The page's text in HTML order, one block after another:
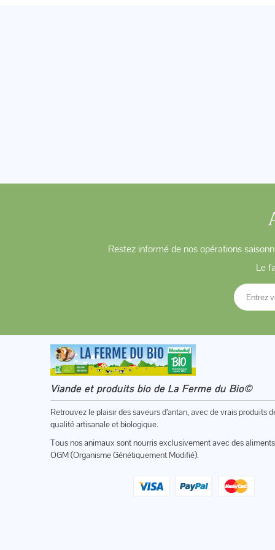
Restez informé de nos opérations
Le
Viande et produits bio de La Ferme du Bio©
Retrouvez le plaisir des saveurs d’antan, avec de vrais produits
qualité artisanale et biologique.
Tous nos animaux sont nourris exclusivement avec des
OGM (Organisme Génétiquement Modifié).